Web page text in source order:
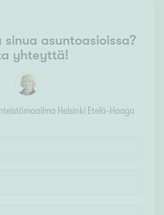
asuntoasioissa?
yhteyttä!
Helsinki Etelä-Haaga